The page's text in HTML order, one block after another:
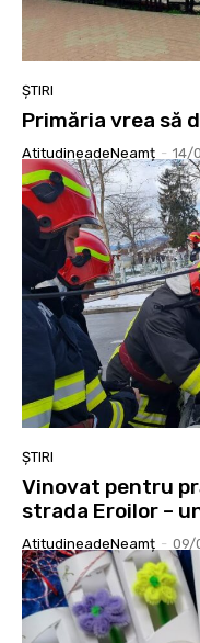
ȘTIRI
Primăria vrea să
AtitudineadeNeamț - 14/
ȘTIRI
Vinovat pentru
strada Eroilor –
AtitudineadeNeamț - 09/